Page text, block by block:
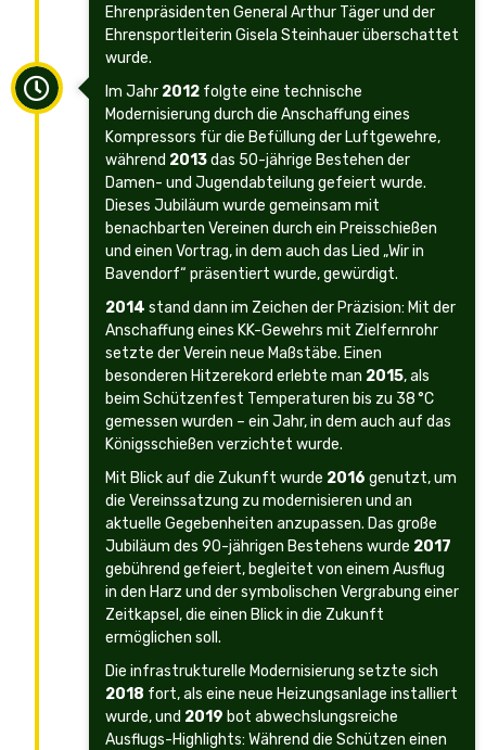
Ehrenpräsidenten General Arthur Täger und der
Ehrensportleiterin Gisela Steinhauer überschattet
wurde.
Im Jahr 2012 folgte eine technische
Modernisierung durch die Anschaffung eines
Kompressors für die Befüllung der Luftgewehre,
während 2013das 50-jährige Bestehen der
Damen- und Jugendabteilung gefeiert wurde.
Dieses Jubiläum wurde gemeinsam mit
benachbarten Vereinen durch ein Preisschießen
und einen Vortrag, in dem auch das Lied „Wir in
Bavendorf“ präsentiert wurde, gewürdigt.
2014 stand dann im Zeichen der Präzision: Mit der
Anschaffung eines KK-Gewehrs mit Zielfernrohr
setzte der Verein neue Maßstäbe. Einen
besonderen Hitzerekord erlebte man 2015, als
beim Schützenfest Temperaturen bis zu 38 °C
gemessen wurden – ein Jahr, in dem auch auf das
Königsschießen verzichtet wurde.
Mit Blick auf die Zukunft wurde 2016 genutzt, um
die Vereinssatzung zu modernisieren und an
aktuelle Gegebenheiten anzupassen. Das große
Jubiläum des 90-jährigen Bestehens wurde 2017
gebührend gefeiert, begleitet von einem Ausflug
in den Harz und der symbolischen Vergrabung einer
Zeitkapsel, die einen Blick in die Zukunft
ermöglichen soll.
Die infrastrukturelle Modernisierung setzte sich
2018 fort, als eine neue Heizungsanlage installiert
wurde, und 2019 bot abwechslungsreiche
Ausflugs-Highlights: Während die Schützen einen